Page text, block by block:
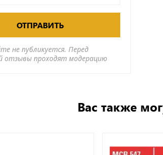
ОТПРАВИТЬ
не публикуется. Перед
отзывы проходят модерацию
Вас также